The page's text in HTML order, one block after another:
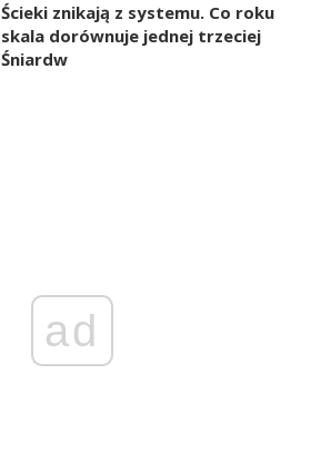
Ścieki znikają z systemu. Co roku
skala dorównuje jednej trzeciej
Śniardw
ad